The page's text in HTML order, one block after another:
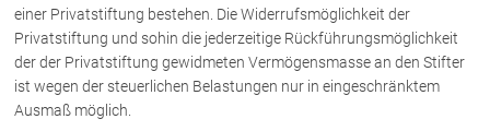
einer Privatstiftung bestehen. Die Widerrufsmöglichkeit der
Privatstiftung und sohin die jederzeitige Rückführungsmöglichkeit
der der Privatstiftung gewidmeten Vermögensmasse an den Stifter
ist wegen der steuerlichen Belastungen nur in eingeschränktem
Ausmaß möglich.